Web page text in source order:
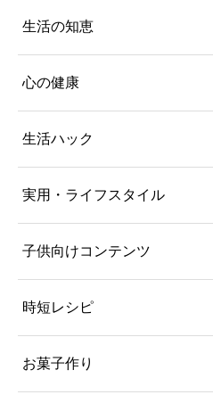
生活の知恵
心の健康
生活ハック
実用・ライフスタイル
子供向けコンテンツ
時短レシピ
お菓子作り